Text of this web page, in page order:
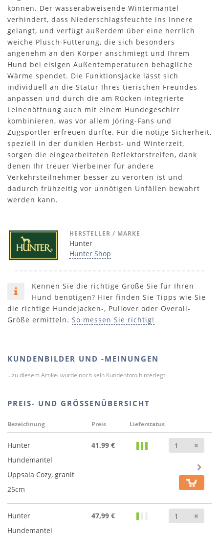
können. Der wasserabweisende Wintermantel
verhindert, dass Niederschlagsfeuchte ins Innere
gelangt, und verfügt außerdem über eine herrlich
weiche Plüsch-Fütterung, die sich besonders
angenehm an den Körper anschmiegt und Ihrem
Hund bei eisigen Außentemperaturen behagliche
Wärme spendet. Die Funktionsjacke lässt sich
individuell an die Statur Ihres tierischen Freundes
anpassen und durch die am Rücken integrierte
Leinenöffnung auch mit einem Hundegeschirr
kombinieren, was vor allem Jöring-Fans und
Zugsportler erfreuen dürfte. Für die nötige Sicherheit,
speziell in der dunklen Herbst- und Winterzeit,
sorgen die eingearbeiteten Reflektorstreifen, dank
denen Ihr treuer Vierbeiner für andere
Verkehrsteilnehmer besser zu verorten ist und
dadurch frühzeitig vor unnötigen Unfällen bewahrt
werden kann.
HERSTELLER / MARKE
Hunter
Hunter Shop
Kennen Sie die richtige Größe Sie für Ihren
Hund benötigen? Hier finden Sie Tipps wie Sie
die richtige Hundejacken-, Pullover oder Overall-
Größe ermitteln. So messen Sie richtig!
KUNDENBILDER UND -MEINUNGEN
...zu diesem Artikel wurde noch kein Kundenfoto hinterlegt.
PREIS- UND GRÖSSENÜBERSICHT
Bezeichnung Preis Lieferstatus
Hunter
Hundemantel
Uppsala Cozy, granit
25cm
41,99 €
Hunter
Hundemantel
47,99 €